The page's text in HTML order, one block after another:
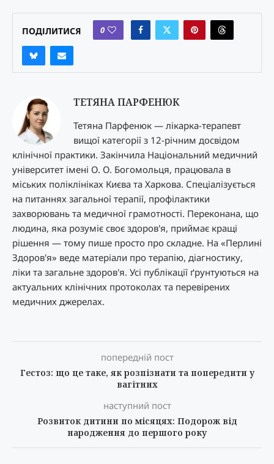
ПОДІЛИТИСЯ 0
ТЕТЯНА ПАРФЕНЮК
Тетяна Парфенюк — лікарка-терапевт
вищої категорії з 12-річним досвідом
клінічної практики. Закінчила Національний медичний
університет імені О. О. Богомольця, працювала в
міських поліклініках Києва та Харкова. Спеціалізується
на питаннях загальної терапії, профілактики
захворювань та медичної грамотності. Переконана, що
людина, яка розуміє своє здоров'я, приймає кращі
рішення — тому пише просто про складне. На «Перлині
Здоров'я» веде матеріали про терапію, діагностику,
ліки та загальне здоров'я. Усі публікації ґрунтуються на
актуальних клінічних протоколах та перевірених
медичних джерелах.
попередній пост
Гестоз: що це таке, як розпізнати та попередити у
вагітних
наступний пост
Розвиток дитини по місяцях: Подорож від
народження до першого року